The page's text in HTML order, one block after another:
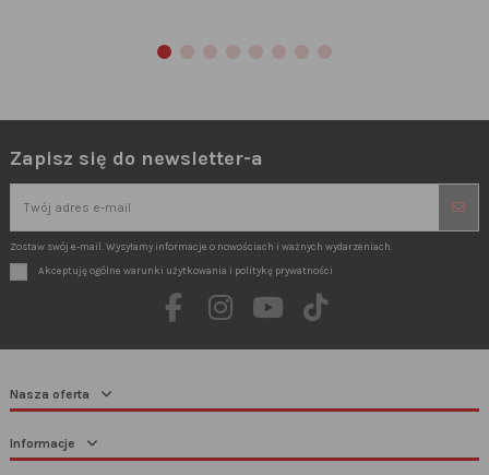
Zapisz się do newsletter-a
Zostaw swój e-mail. Wysyłamy informacje o nowościach i ważnych wydarzeniach.
Akceptuję ogólne warunki użytkowania i politykę prywatności
Nasza oferta
Informacje